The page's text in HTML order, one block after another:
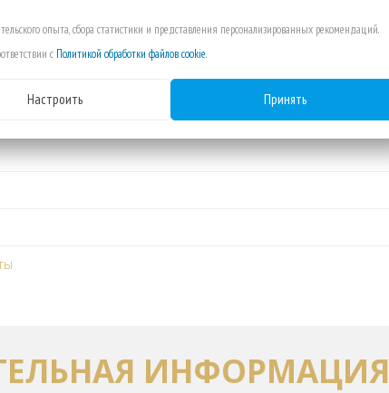
по дням, неделям или месяцам
ИНФОРМАЦИЯ
опыта, сбора статистики и представления персонализированных рекомендаций.
с Политикой обработки файлов cookie.
Настроить Принять